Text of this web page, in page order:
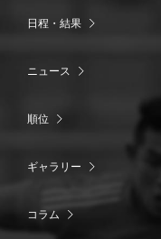
日程・結果
ニュース
順位
ギャラリー
コラム